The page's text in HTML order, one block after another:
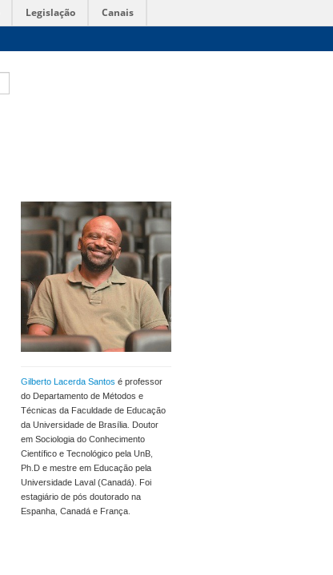
Legislação Canais
Gilberto Lacerda Santos é professor
do Departamento de Métodos e
Técnicas da Faculdade de Educação
da Universidade de Brasília. Doutor
em Sociologia do Conhecimento
Científico e Tecnológico pela UnB,
Ph.D e mestre em Educação pela
Universidade Laval (Canadá). Foi
estagiário de pós doutorado na
Espanha, Canadá e França.